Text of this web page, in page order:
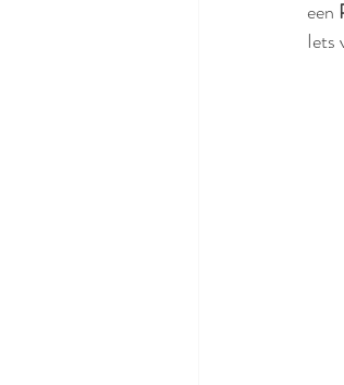
een
Iets